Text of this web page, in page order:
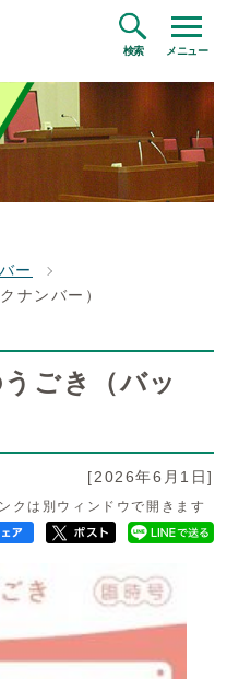
検索 メニュー
ー
ナンバー）
ごき（バッ
[2026年6月1日]
クは別ウィンドウで開きます